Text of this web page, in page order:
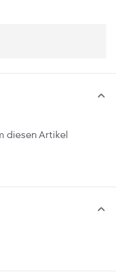
diesen Artikel